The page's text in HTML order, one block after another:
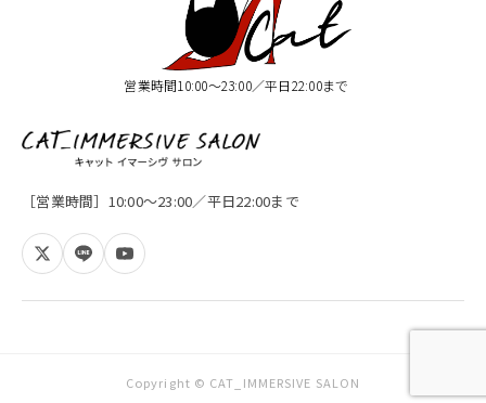
営業時間10:00〜23:00／平日22:00まで
［営業時間］10:00〜23:00／平日22:00まで
Copyright © CAT_IMMERSIVE SALON